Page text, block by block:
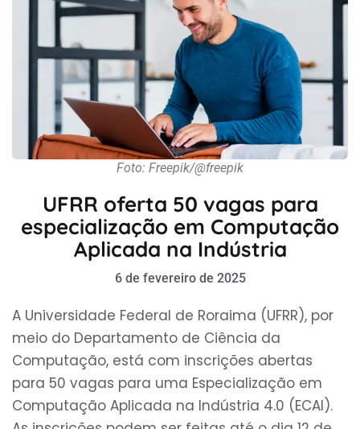
Foto: Freepik/@freepik
UFRR oferta 50 vagas para
especialização em Computação
Aplicada na Indústria
6 de fevereiro de 2025
A Universidade Federal de Roraima (UFRR), por
meio do Departamento de Ciência da
Computação, está com inscrições abertas
para 50 vagas para uma Especialização em
Computação Aplicada na Indústria 4.0 (ECAI).